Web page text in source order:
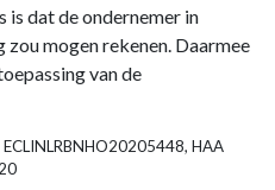
dat de ondernemer in
mogen rekenen. Daarmee
van de
HAA